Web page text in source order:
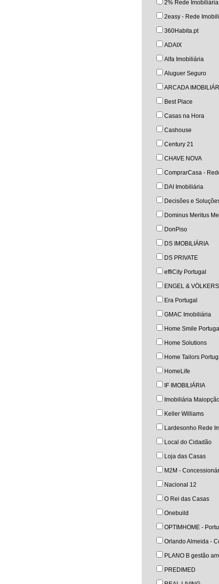
2% Rede Imobiliária
2easy - Rede
360Habita.pt
ADAIX
Alfa Imobiliária
Aluguer Seguro
ARCADA
Best Place
Casas na Hora
Cashouse
Century 21
CHAVE NOVA
ComprarCasa -
DAI Imobiliária
Decisões e
Dominus Meritus
DonPiso
DS IMOBILIÁRIA
DS PRIVATE
effiCity Portugal
ENGEL & VÖLKERS
Era Portugal
GMAC Imobiliária
Home Smile
Home Solutions
Home Tailors
HomeLife
IF IMOBILIÁRIA
Imobiliária
Keller Williams
Lardesonho Rede
Local do Cidadão
Loja das Casas
M2M -
Nacional 12
O Rei das Casas
Onebuild
OPTIMHOME -
Orlando Almeida -
PLANO B gestão
PREDIMED